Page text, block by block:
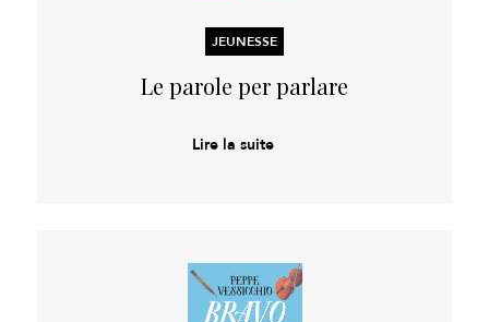
JEUNESSE
Le parole per parlare
Lire la suite